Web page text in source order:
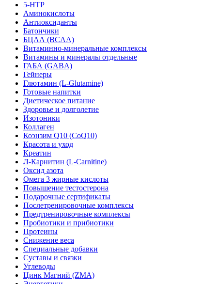
5-HTP
Аминокислоты
Антиоксиданты
Батончики
БЦАА (BCAA)
Витаминно-минеральные комплексы
Витамины и минералы отдельные
ГАБА (GABA)
Гейнеры
Глютамин (L-Glutamine)
Готовые напитки
Диетическое питание
Здоровье и долголетие
Изотоники
Коллаген
Коэнзим Q10 (CoQ10)
Красота и уход
Креатин
Л-Карнитин (L-Сarnitine)
Оксид азота
Омега 3 жирные кислоты
Повышение тестостерона
Подарочные сертификаты
Послетренировочные комплексы
Предтренировочные комплексы
Пробиотики и прибиотики
Протеины
Снижение веса
Специальные добавки
Суставы и связки
Углеводы
Цинк Магний (ZMA)